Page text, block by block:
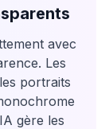
avec
Les
portraits
gère les